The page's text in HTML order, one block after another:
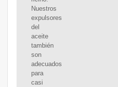
Nuestros
expulsores
del
aceite
también
son
adecuados
para
casi